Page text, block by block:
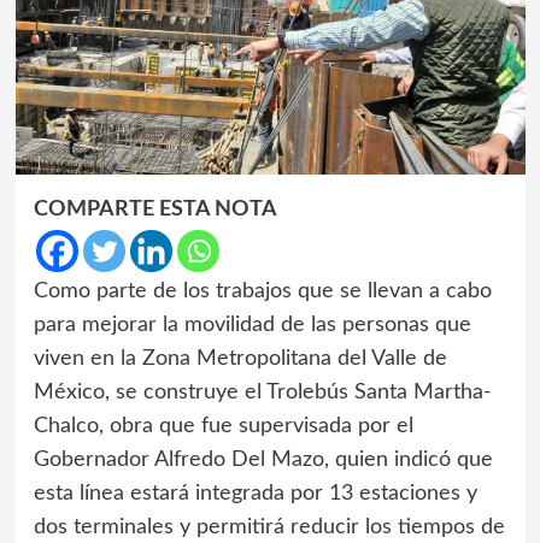
COMPARTE ESTA NOTA
Como parte de los trabajos que se llevan a cabo
para mejorar la movilidad de las personas que
viven en la Zona Metropolitana del Valle de
México, se construye el Trolebús Santa Martha-
Chalco, obra que fue supervisada por el
Gobernador Alfredo Del Mazo, quien indicó que
esta línea estará integrada por 13 estaciones y
dos terminales y permitirá reducir los tiempos de